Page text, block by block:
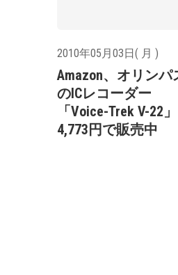
2010年05月03日( 月 )
Amazon、オリンパ
のICレコーダー
「Voice-Trek V-22
4,773円で販売中